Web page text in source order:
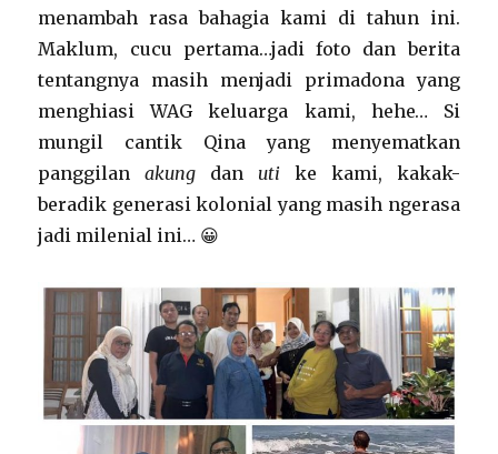
menambah rasa bahagia kami di tahun ini.
Maklum, cucu pertama…jadi foto dan berita
tentangnya masih menjadi primadona yang
menghiasi WAG keluarga kami, hehe… Si
mungil cantik Qina yang menyematkan
panggilanakung dan uti ke kami, kakak-
beradik generasi kolonial yang masih ngerasa
jadi milenial ini… 😀